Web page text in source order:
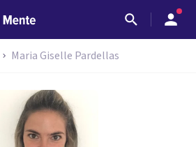
Maria Giselle Pardellas